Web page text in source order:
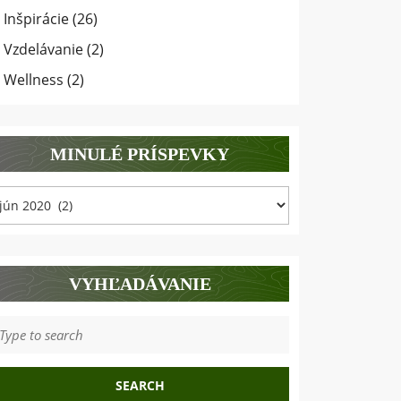
Inšpirácie(26)
Vzdelávanie(2)
Wellness (2)
MINULÉ PRÍSPEVKY
VYHĽADÁVANIE